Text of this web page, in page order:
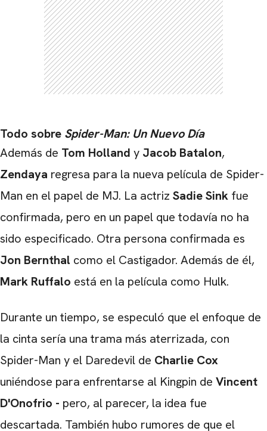
Todo sobre Spider-Man: Un Nuevo Día
Además de Tom Holland y Jacob Batalon,
Zendaya regresa para la nueva película de Spider-
Man en el papel de MJ. La actriz Sadie Sink fue
confirmada, pero en un papel que todavía no ha
sido especificado. Otra persona confirmada es
Jon Bernthal como el Castigador. Además de él,
Mark Ruffalo está en la película como Hulk.
Durante un tiempo, se especuló que el enfoque de
la cinta sería una trama más aterrizada, con
Spider-Man y el Daredevil de Charlie Cox
uniéndose para enfrentarse al Kingpin de Vincent
D'Onofrio - pero, al parecer, la idea fue
descartada. También hubo rumores de que el
CARREGANDO PUBLICIDADE